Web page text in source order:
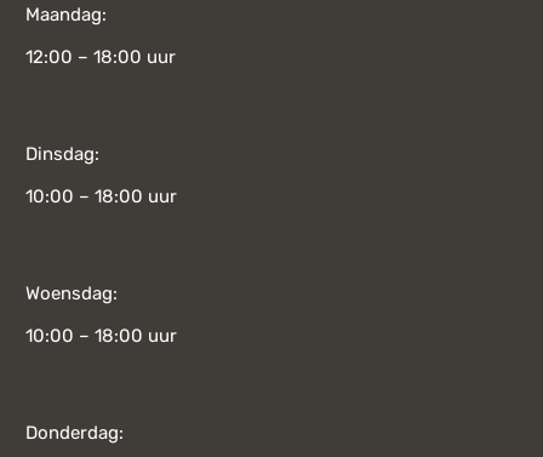
Maandag:
12:00 – 18:00 uur
Dinsdag:
10:00 – 18:00 uur
Woensdag:
10:00 – 18:00 uur
Donderdag: